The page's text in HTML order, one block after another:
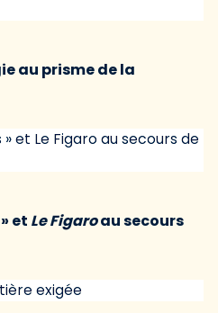
au prisme de la
et Le Figaroau secours